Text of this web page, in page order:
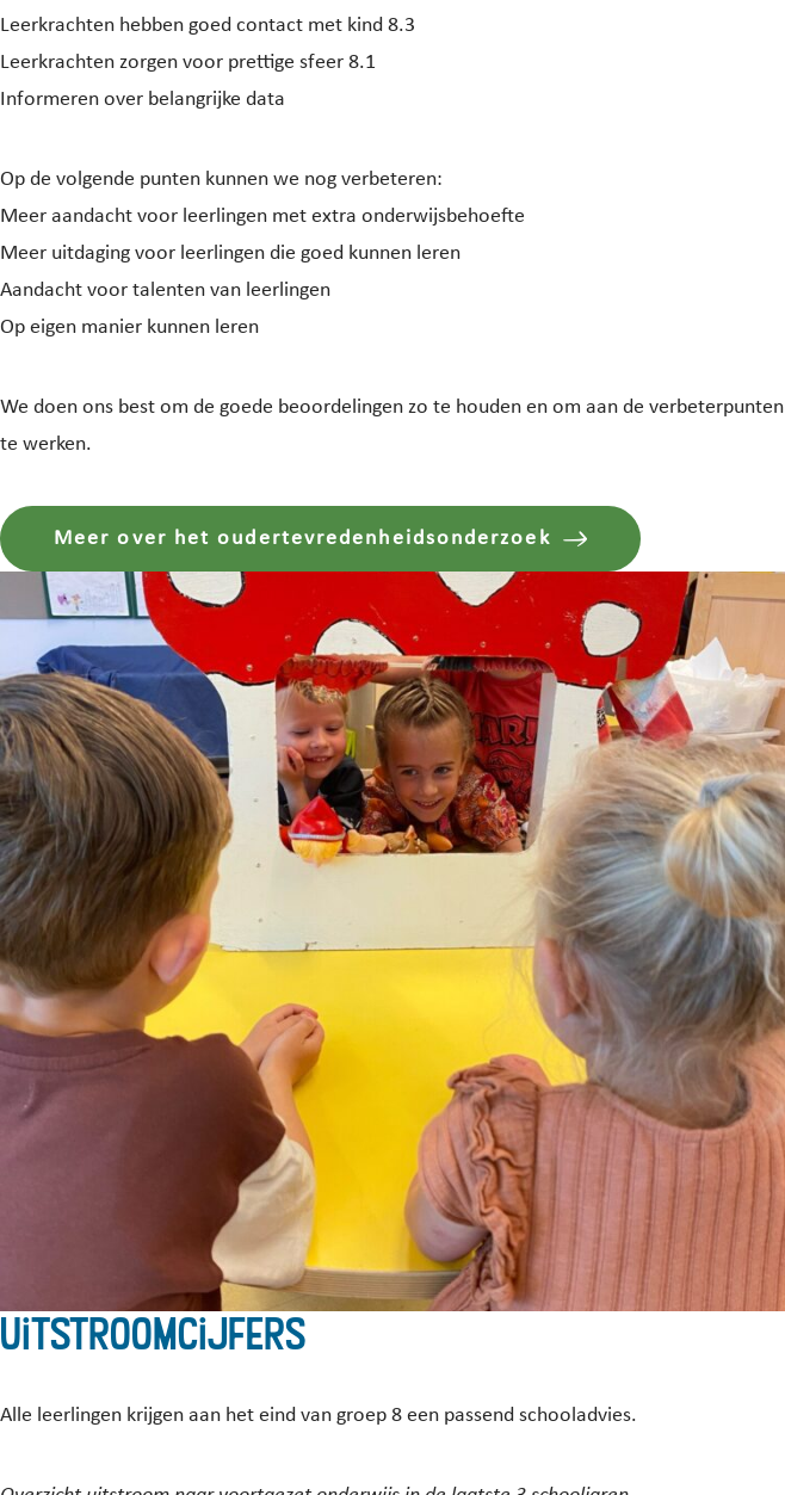
Leerkrachten hebben goed contact met kind 8.3
Leerkrachten zorgen voor prettige sfeer 8.1
Informeren over belangrijke data
Op de volgende punten kunnen we nog verbeteren:
Meer aandacht voor leerlingen met extra onderwijsbehoefte
Meer uitdaging voor leerlingen die goed kunnen leren
Aandacht voor talenten van leerlingen
Op eigen manier kunnen leren
We doen ons best om de goede beoordelingen zo te houden en om aan de verbeterpunten
te werken.
Meer over het oudertevredenheidsonderzoek
Uitstroomcijfers
Alle leerlingen krijgen aan het eind van groep 8 een passend schooladvies.